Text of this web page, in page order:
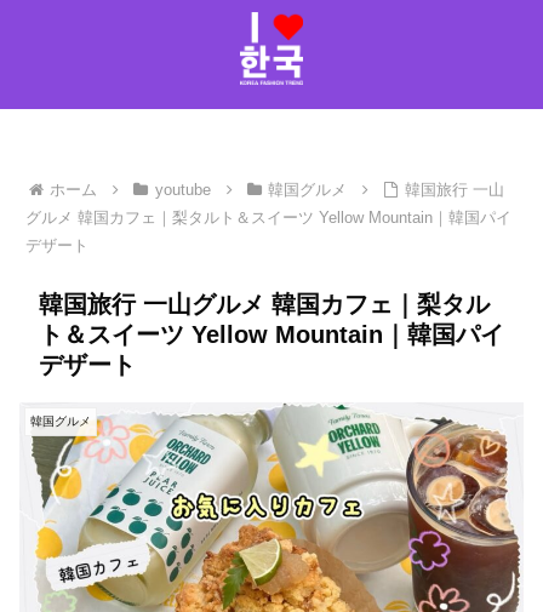
ホーム youtube 韓国グルメ
韓国旅行 一山
グルメ 韓国カフェ｜梨タルト＆スイーツ Yellow Mountain｜韓国パイ
デザート
韓国旅行 一山グルメ 韓国カフェ｜梨タル
ト＆スイーツ Yellow Mountain｜韓国パイ
デザート
韓国グルメ